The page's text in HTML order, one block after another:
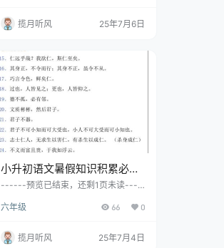
揽月听风 25年7月6日
小升初语文暑假知识积累必背
论语汇总-小升初语文
------预览已结束，还剩1页未读----
档
六年级 66 0
揽月听风 25年7月4日